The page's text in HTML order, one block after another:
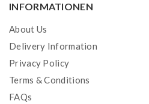
INFORMATIONEN
About Us
Delivery Information
Privacy Policy
Terms & Conditions
FAQs